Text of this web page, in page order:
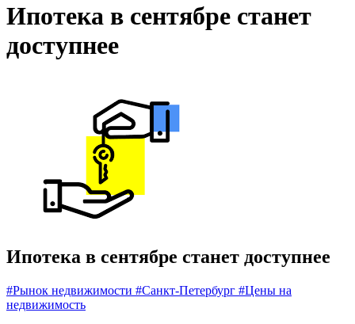
Ипотека в сентябре станет
доступнее
Ипотека в сентябре станет доступнее
#Рынок недвижимости #Санкт-Петербург #Цены на
недвижимость